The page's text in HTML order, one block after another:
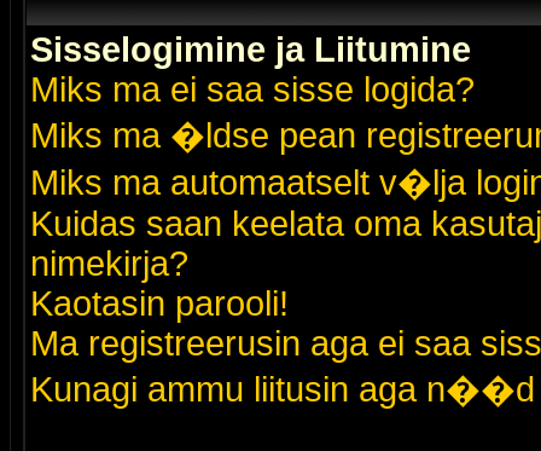
Sisselogimine ja Liitumine
Miks ma ei saa sisse logida?
Miks ma �ldse pean
Miks ma automaatselt v�lja
Kuidas saan keelata oma
nimekirja?
Kaotasin parooli!
Ma registreerusin aga ei saa
Kunagi ammu liitusin aga n��d